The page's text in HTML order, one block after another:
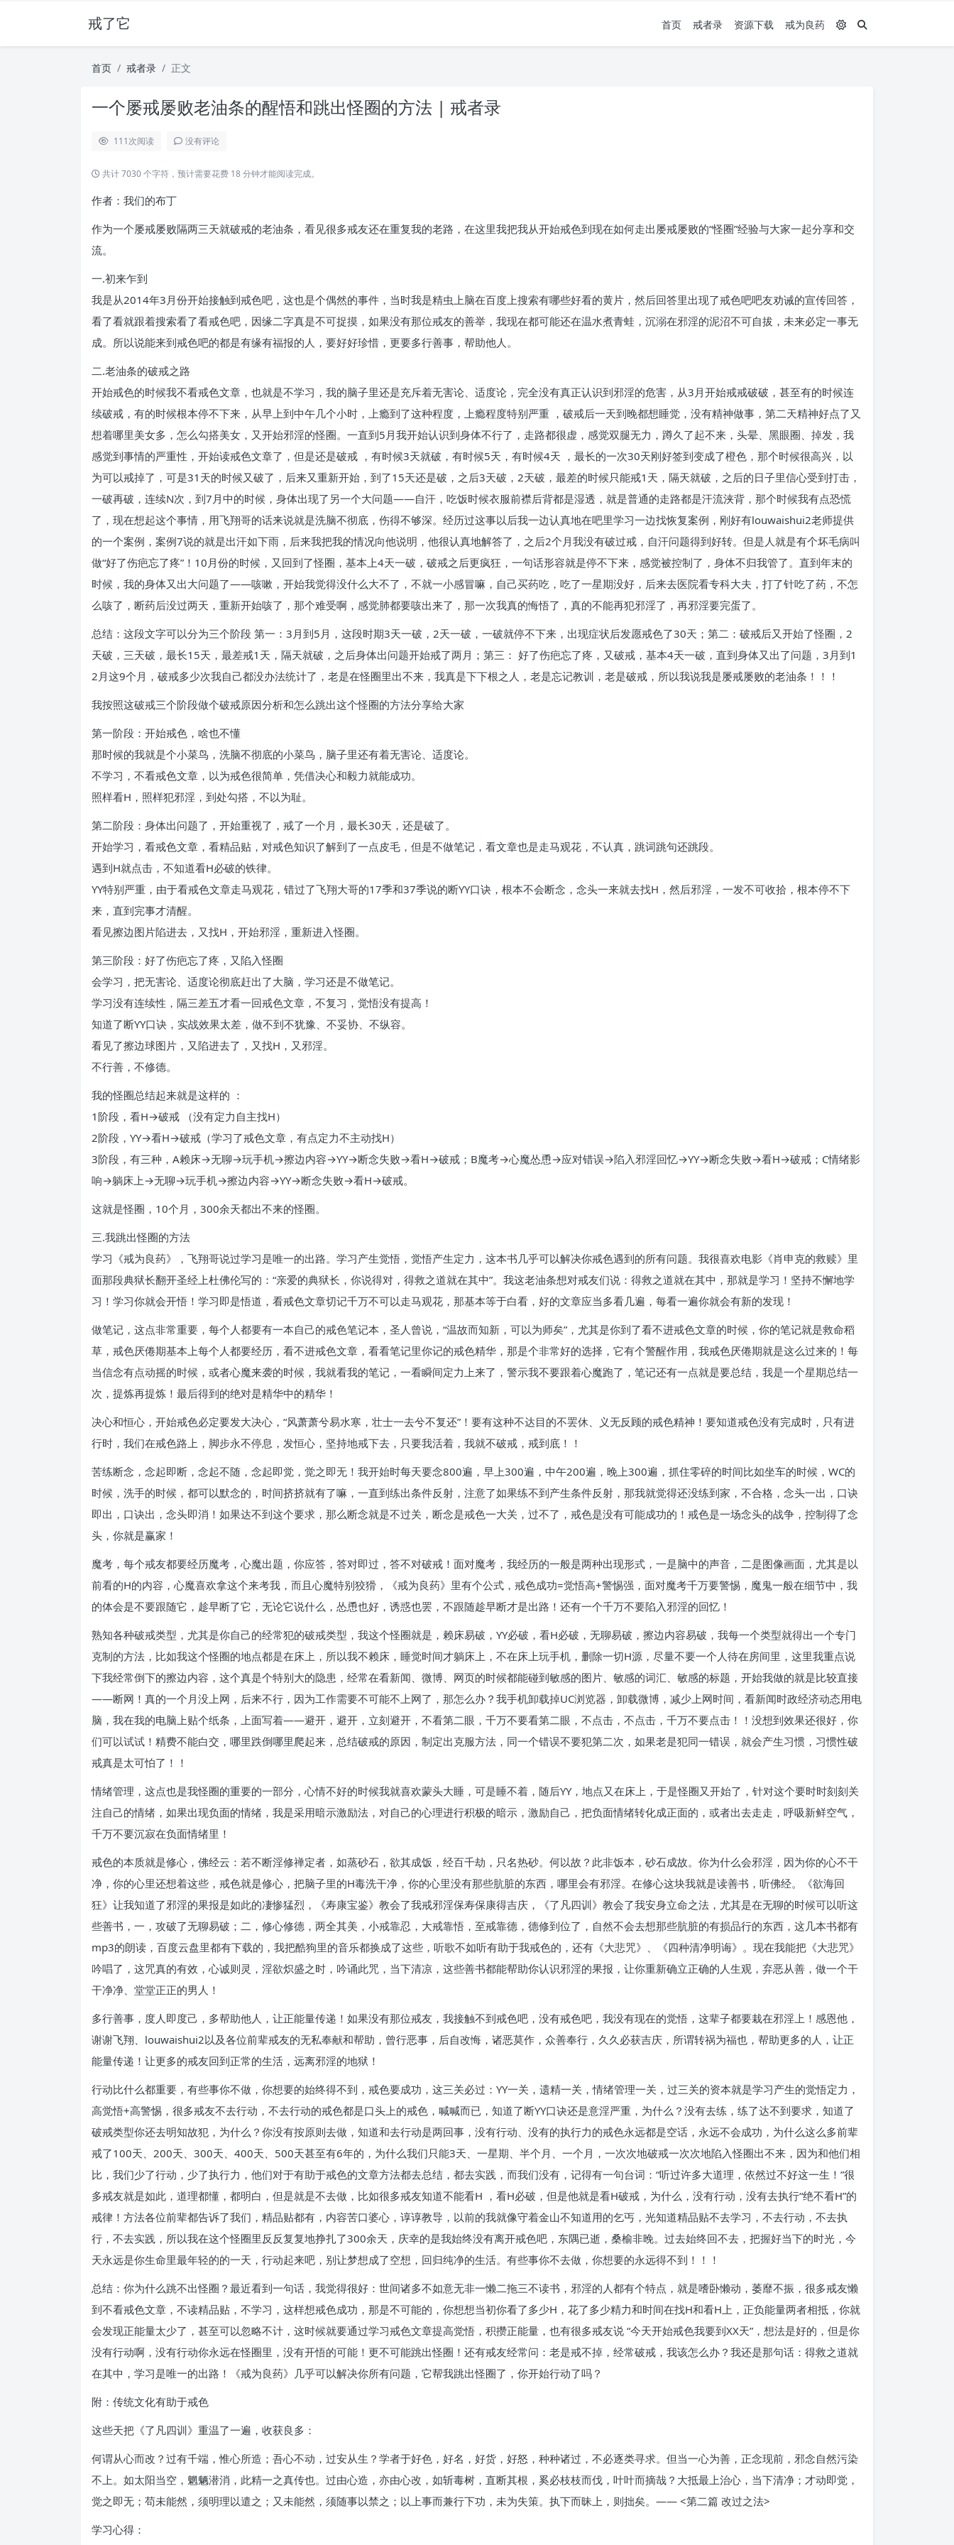
戒了它 首页 戒者录 资源下载 戒为良药
首页 戒者录 正文
一个屡戒屡败老油条的醒悟和跳出怪圈的方法 | 戒者录
111次阅读 没有评论
共计 7030 个字符，预计需要花费 18 分钟才能阅读完成。
作者：我们的布丁
作为一个屡戒屡败隔两三天就破戒的老油条，看见很多戒友还在重复我的老路，在这里我把我从开始戒色到现在如何走出屡戒屡败的“怪圈”经验与大家一起分享和交
流。
一.初来乍到
我是从2014年3月份开始接触到戒色吧，这也是个偶然的事件，当时我是精虫上脑在百度上搜索有哪些好看的黄片，然后回答里出现了戒色吧吧友劝诫的宣传回答，
看了看就跟着搜索看了看戒色吧，因缘二字真是不可捉摸，如果没有那位戒友的善举，我现在都可能还在温水煮青蛙，沉溺在邪淫的泥沼不可自拔，未来必定一事无
成。所以说能来到戒色吧的都是有缘有福报的人，要好好珍惜，更要多行善事，帮助他人。
二.老油条的破戒之路
开始戒色的时候我不看戒色文章，也就是不学习，我的脑子里还是充斥着无害论、适度论，完全没有真正认识到邪淫的危害，从3月开始戒戒破破，甚至有的时候连
续破戒，有的时候根本停不下来，从早上到中午几个小时，上瘾到了这种程度，上瘾程度特别严重 ，破戒后一天到晚都想睡觉，没有精神做事，第二天精神好点了又
想着哪里美女多，怎么勾搭美女，又开始邪淫的怪圈。一直到5月我开始认识到身体不行了，走路都很虚，感觉双腿无力，蹲久了起不来，头晕、黑眼圈、掉发，我
感觉到事情的严重性，开始读戒色文章了，但是还是破戒 ，有时候3天就破，有时候5天，有时候4天 ，最长的一次30天刚好签到变成了橙色，那个时候很高兴，以
为可以戒掉了，可是31天的时候又破了，后来又重新开始，到了15天还是破，之后3天破，2天破，最差的时候只能戒1天，隔天就破，之后的日子里信心受到打击，
一破再破，连续N次，到7月中的时候，身体出现了另一个大问题——自汗，吃饭时候衣服前襟后背都是湿透，就是普通的走路都是汗流浃背，那个时候我有点恐慌
了，现在想起这个事情，用飞翔哥的话来说就是洗脑不彻底，伤得不够深。经历过这事以后我一边认真地在吧里学习一边找恢复案例，刚好有louwaishui2老师提供
的一个案例，案例7说的就是出汗如下雨，后来我把我的情况向他说明，他很认真地解答了，之后2个月我没有破过戒，自汗问题得到好转。但是人就是有个坏毛病叫
做“好了伤疤忘了疼”！10月份的时候，又回到了怪圈，基本上4天一破，破戒之后更疯狂，一句话形容就是停不下来，感觉被控制了，身体不归我管了。直到年末的
时候，我的身体又出大问题了——咳嗽，开始我觉得没什么大不了，不就一小感冒嘛，自己买药吃，吃了一星期没好，后来去医院看专科大夫，打了针吃了药，不怎
么咳了，断药后没过两天，重新开始咳了，那个难受啊，感觉肺都要咳出来了，那一次我真的悔悟了，真的不能再犯邪淫了，再邪淫要完蛋了。
总结：这段文字可以分为三个阶段 第一：3月到5月，这段时期3天一破，2天一破，一破就停不下来，出现症状后发愿戒色了30天；第二：破戒后又开始了怪圈，2
天破，三天破，最长15天，最差戒1天，隔天就破，之后身体出问题开始戒了两月；第三： 好了伤疤忘了疼，又破戒，基本4天一破，直到身体又出了问题，3月到1
2月这9个月，破戒多少次我自己都没办法统计了，老是在怪圈里出不来，我真是下下根之人，老是忘记教训，老是破戒，所以我说我是屡戒屡败的老油条！！！
我按照这破戒三个阶段做个破戒原因分析和怎么跳出这个怪圈的方法分享给大家
第一阶段：开始戒色，啥也不懂
那时候的我就是个小菜鸟，洗脑不彻底的小菜鸟，脑子里还有着无害论、适度论。
不学习，不看戒色文章，以为戒色很简单，凭借决心和毅力就能成功。
照样看H，照样犯邪淫，到处勾搭，不以为耻。
第二阶段：身体出问题了，开始重视了，戒了一个月，最长30天，还是破了。
开始学习，看戒色文章，看精品贴，对戒色知识了解到了一点皮毛，但是不做笔记，看文章也是走马观花，不认真，跳词跳句还跳段。
遇到H就点击，不知道看H必破的铁律。
YY特别严重，由于看戒色文章走马观花，错过了飞翔大哥的17季和37季说的断YY口诀，根本不会断念，念头一来就去找H，然后邪淫，一发不可收拾，根本停不下
来，直到完事才清醒。
看见擦边图片陷进去，又找H，开始邪淫，重新进入怪圈。
第三阶段：好了伤疤忘了疼，又陷入怪圈
会学习，把无害论、适度论彻底赶出了大脑，学习还是不做笔记。
学习没有连续性，隔三差五才看一回戒色文章，不复习，觉悟没有提高！
知道了断YY口诀，实战效果太差，做不到不犹豫、不妥协、不纵容。
看见了擦边球图片，又陷进去了，又找H，又邪淫。
不行善，不修德。
我的怪圈总结起来就是这样的 ：
1阶段，看H→破戒 （没有定力自主找H）
2阶段，YY→看H→破戒（学习了戒色文章，有点定力不主动找H）
3阶段，有三种，A赖床→无聊→玩手机→擦边内容→YY→断念失败→看H→破戒；B魔考→心魔怂恿→应对错误→陷入邪淫回忆→YY→断念失败→看H→破戒；C情绪影
响→躺床上→无聊→玩手机→擦边内容→YY→断念失败→看H→破戒。
这就是怪圈，10个月，300余天都出不来的怪圈。
三.我跳出怪圈的方法
学习《戒为良药》，飞翔哥说过学习是唯一的出路。学习产生觉悟，觉悟产生定力，这本书几乎可以解决你戒色遇到的所有问题。我很喜欢电影《肖申克的救赎》里
面那段典狱长翻开圣经上杜佛伦写的：“亲爱的典狱长，你说得对，得救之道就在其中”。我这老油条想对戒友们说：得救之道就在其中，那就是学习！坚持不懈地学
习！学习你就会开悟！学习即是悟道，看戒色文章切记千万不可以走马观花，那基本等于白看，好的文章应当多看几遍，每看一遍你就会有新的发现！
做笔记，这点非常重要，每个人都要有一本自己的戒色笔记本，圣人曾说，“温故而知新，可以为师矣”，尤其是你到了看不进戒色文章的时候，你的笔记就是救命稻
草，戒色厌倦期基本上每个人都要经历，看不进戒色文章，看看笔记里你记的戒色精华，那是个非常好的选择，它有个警醒作用，我戒色厌倦期就是这么过来的！每
当信念有点动摇的时候，或者心魔来袭的时候，我就看我的笔记，一看瞬间定力上来了，警示我不要跟着心魔跑了，笔记还有一点就是要总结，我是一个星期总结一
次，提炼再提炼！最后得到的绝对是精华中的精华！
决心和恒心，开始戒色必定要发大决心，“风萧萧兮易水寒，壮士一去兮不复还”！要有这种不达目的不罢休、义无反顾的戒色精神！要知道戒色没有完成时，只有进
行时，我们在戒色路上，脚步永不停息，发恒心，坚持地戒下去，只要我活着，我就不破戒，戒到底！！
苦练断念，念起即断，念起不随，念起即觉，觉之即无！我开始时每天要念800遍，早上300遍，中午200遍，晚上300遍，抓住零碎的时间比如坐车的时候，WC的
时候，洗手的时候，都可以默念的，时间挤挤就有了嘛，一直到练出条件反射，注意了如果练不到产生条件反射，那我就觉得还没练到家，不合格，念头一出，口诀
即出，口诀出，念头即消！如果达不到这个要求，那么断念就是不过关，断念是戒色一大关，过不了，戒色是没有可能成功的！戒色是一场念头的战争，控制得了念
头，你就是赢家！
魔考，每个戒友都要经历魔考，心魔出题，你应答，答对即过，答不对破戒！面对魔考，我经历的一般是两种出现形式，一是脑中的声音，二是图像画面，尤其是以
前看的H的内容，心魔喜欢拿这个来考我，而且心魔特别狡猾，《戒为良药》里有个公式，戒色成功=觉悟高+警惕强，面对魔考千万要警惕，魔鬼一般在细节中，我
的体会是不要跟随它，趁早断了它，无论它说什么，怂恿也好，诱惑也罢，不跟随趁早断才是出路！还有一个千万不要陷入邪淫的回忆！
熟知各种破戒类型，尤其是你自己的经常犯的破戒类型，我这个怪圈就是，赖床易破，YY必破，看H必破，无聊易破，擦边内容易破，我每一个类型就得出一个专门
克制的方法，比如我这个怪圈的地点都是在床上，所以我不赖床，睡觉时间才躺床上，不在床上玩手机，删除一切H源，尽量不要一个人待在房间里，这里我重点说
下我经常倒下的擦边内容，这个真是个特别大的隐患，经常在看新闻、微博、网页的时候都能碰到敏感的图片、敏感的词汇、敏感的标题，开始我做的就是比较直接
——断网！真的一个月没上网，后来不行，因为工作需要不可能不上网了，那怎么办？我手机卸载掉UC浏览器，卸载微博，减少上网时间，看新闻时政经济动态用电
脑，我在我的电脑上贴个纸条，上面写着——避开，避开，立刻避开，不看第二眼，千万不要看第二眼，不点击，不点击，千万不要点击！！没想到效果还很好，你
们可以试试！精费不能白交，哪里跌倒哪里爬起来，总结破戒的原因，制定出克服方法，同一个错误不要犯第二次，如果老是犯同一错误，就会产生习惯，习惯性破
戒真是太可怕了！！
情绪管理，这点也是我怪圈的重要的一部分，心情不好的时候我就喜欢蒙头大睡，可是睡不着，随后YY，地点又在床上，于是怪圈又开始了，针对这个要时时刻刻关
注自己的情绪，如果出现负面的情绪，我是采用暗示激励法，对自己的心理进行积极的暗示，激励自己，把负面情绪转化成正面的，或者出去走走，呼吸新鲜空气，
千万不要沉寂在负面情绪里！
戒色的本质就是修心，佛经云：若不断淫修禅定者，如蒸砂石，欲其成饭，经百千劫，只名热砂。何以故？此非饭本，砂石成故。你为什么会邪淫，因为你的心不干
净，你的心里还想着这些，戒色就是修心，把脑子里的H毒洗干净，你的心里没有那些肮脏的东西，哪里会有邪淫。在修心这块我就是读善书，听佛经。《欲海回
狂》让我知道了邪淫的果报是如此的凄惨猛烈，《寿康宝鉴》教会了我戒邪淫保寿保康得吉庆，《了凡四训》教会了我安身立命之法，尤其是在无聊的时候可以听这
些善书，一，攻破了无聊易破；二，修心修德，两全其美，小戒靠忍，大戒靠悟，至戒靠德，德修到位了，自然不会去想那些肮脏的有损品行的东西，这几本书都有
mp3的朗读，百度云盘里都有下载的，我把酷狗里的音乐都换成了这些，听歌不如听有助于我戒色的，还有《大悲咒》、《四种清净明诲》。现在我能把《大悲咒》
吟唱了，这咒真的有效，心诚则灵，淫欲炽盛之时，吟诵此咒，当下清凉，这些善书都能帮助你认识邪淫的果报，让你重新确立正确的人生观，弃恶从善，做一个干
干净净、堂堂正正的男人！
多行善事，度人即度己，多帮助他人，让正能量传递！如果没有那位戒友，我接触不到戒色吧，没有戒色吧，我没有现在的觉悟，这辈子都要栽在邪淫上！感恩他，
谢谢飞翔、louwaishui2以及各位前辈戒友的无私奉献和帮助，曾行恶事，后自改悔，诸恶莫作，众善奉行，久久必获吉庆，所谓转祸为福也，帮助更多的人，让正
能量传递！让更多的戒友回到正常的生活，远离邪淫的地狱！
行动比什么都重要，有些事你不做，你想要的始终得不到，戒色要成功，这三关必过：YY一关，遗精一关，情绪管理一关，过三关的资本就是学习产生的觉悟定力，
高觉悟+高警惕，很多戒友不去行动，不去行动的戒色都是口头上的戒色，喊喊而已，知道了断YY口诀还是意淫严重，为什么？没有去练，练了达不到要求，知道了
破戒类型你还去明知故犯，为什么？你没有按原则去做，知道和去行动是两回事，没有行动、没有的执行力的戒色永远都是空话，永远不会成功，为什么这么多前辈
戒了100天、200天、300天、400天、500天甚至有6年的，为什么我们只能3天、一星期、半个月、一个月，一次次地破戒一次次地陷入怪圈出不来，因为和他们相
比，我们少了行动，少了执行力，他们对于有助于戒色的文章方法都去总结，都去实践，而我们没有，记得有一句台词：“听过许多大道理，依然过不好这一生！”很
多戒友就是如此，道理都懂，都明白，但是就是不去做，比如很多戒友知道不能看H ，看H必破，但是他就是看H破戒，为什么，没有行动，没有去执行“绝不看H”的
戒律！方法各位前辈都告诉了我们，精品贴都有，内容苦口婆心，谆谆教导，以前的我就像守着金山不知道用的乞丐，光知道精品贴不去学习，不去行动，不去执
行，不去实践，所以我在这个怪圈里反反复复地挣扎了300余天，庆幸的是我始终没有离开戒色吧，东隅已逝，桑榆非晚。过去始终回不去，把握好当下的时光，今
天永远是你生命里最年轻的的一天，行动起来吧，别让梦想成了空想，回归纯净的生活。有些事你不去做，你想要的永远得不到！！！
总结：你为什么跳不出怪圈？最近看到一句话，我觉得很好：世间诸多不如意无非一懒二拖三不读书，邪淫的人都有个特点，就是嗜卧懒动，萎靡不振，很多戒友懒
到不看戒色文章，不读精品贴，不学习，这样想戒色成功，那是不可能的，你想想当初你看了多少H，花了多少精力和时间在找H和看H上，正负能量两者相抵，你就
会发现正能量太少了，甚至可以忽略不计，这时候就要通过学习戒色文章提高觉悟，积攒正能量，也有很多戒友说 “今天开始戒色我要到XX天”，想法是好的，但是你
没有行动啊，没有行动你永远在怪圈里，没有开悟的可能！更不可能跳出怪圈！还有戒友经常问：老是戒不掉，经常破戒，我该怎么办？我还是那句话：得救之道就
在其中，学习是唯一的出路！《戒为良药》几乎可以解决你所有问题，它帮我跳出怪圈了，你开始行动了吗？
附：传统文化有助于戒色
这些天把《了凡四训》重温了一遍，收获良多：
何谓从心而改？过有千端，惟心所造；吾心不动，过安从生？学者于好色，好名，好货，好怒，种种诸过，不必逐类寻求。但当一心为善，正念现前，邪念自然污染
不上。如太阳当空，魍魉潜消，此精一之真传也。过由心造，亦由心改，如斩毒树，直断其根，奚必枝枝而伐，叶叶而摘哉？大抵最上治心，当下清净；才动即觉，
觉之即无；苟未能然，须明理以遣之；又未能然，须随事以禁之；以上事而兼行下功，未为失策。执下而昧上，则拙矣。—— <第二篇 改过之法>
学习心得：